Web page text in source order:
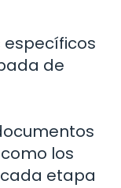
específicos
de
los
etapa